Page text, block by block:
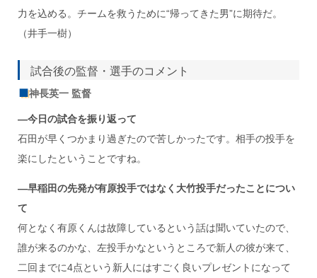
力を込める。チームを救うために“帰ってきた男”に期待だ。
（井手一樹）
試合後の監督・選手のコメント
神長英一 監督
―今日の試合を振り返って
石田が早くつかまり過ぎたので苦しかったです。相手の投手を
楽にしたということですね。
―早稲田の先発が有原投手ではなく大竹投手だったことについ
て
何となく有原くんは故障しているという話は聞いていたので、
誰が来るのかな、左投手かなというところで新人の彼が来て、
二回までに4点という新人にはすごく良いプレゼントになって